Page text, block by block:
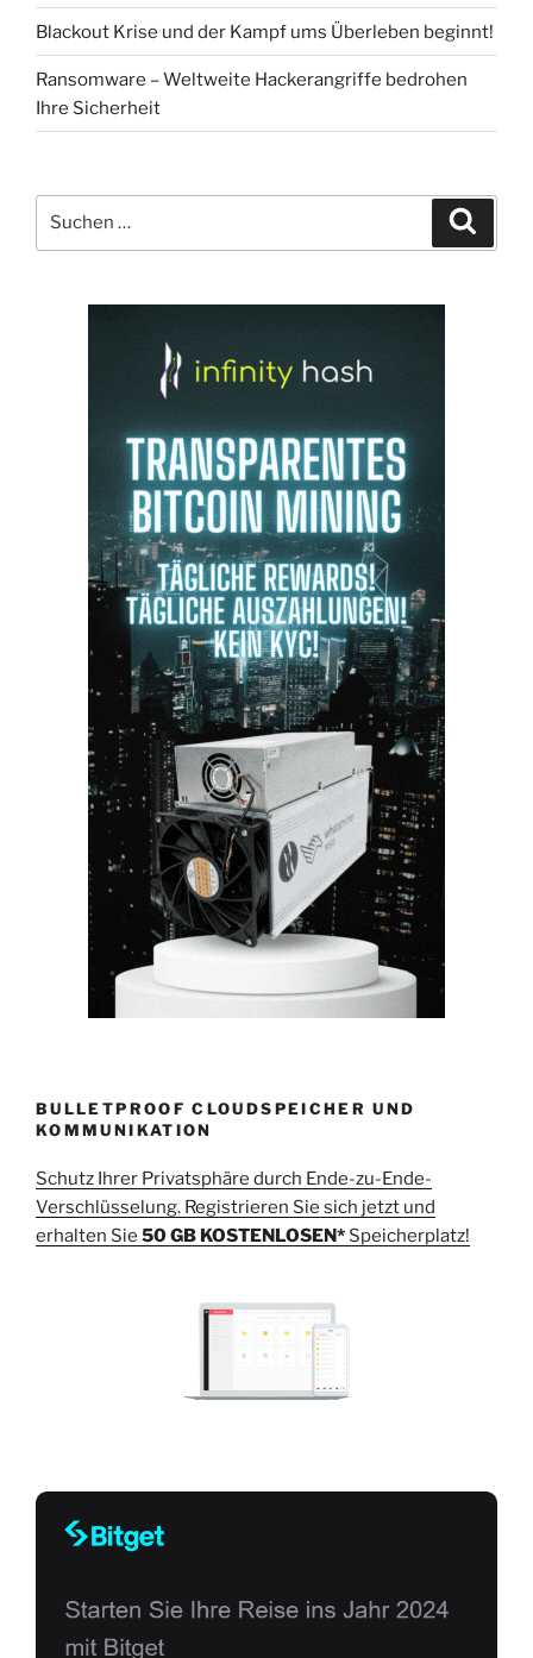
Blackout Krise und der Kampf ums Überleben beginnt!
Ransomware – Weltweite Hackerangriffe bedrohen
Ihre Sicherheit
nach:
BULLETPROOF CLOUDSPEICHER UND
KOMMUNIKATION
Schutz Ihrer Privatsphäre durch Ende-zu-Ende-
Verschlüsselung. Registrieren Sie sich jetzt und
erhalten Sie 50 GB KOSTENLOSEN* Speicherplatz!